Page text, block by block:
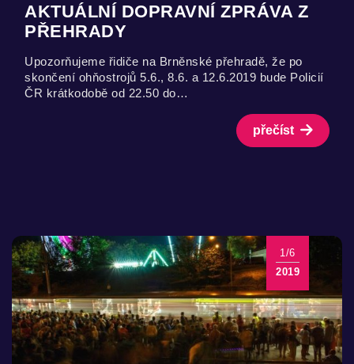
AKTUÁLNÍ DOPRAVNÍ ZPRÁVA Z
PŘEHRADY
Upozorňujeme řidiče na Brněnské přehradě, že po
skončení ohňostrojů 5.6., 8.6. a 12.6.2019 bude Policií
ČR krátkodobě od 22.50 do…
přečíst
1/6
2019